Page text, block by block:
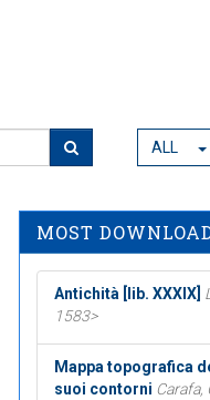
ALL
MOST
Antichità [lib. XXXIX]
1583>
Mappa topografica
suoi contorni Carafa,